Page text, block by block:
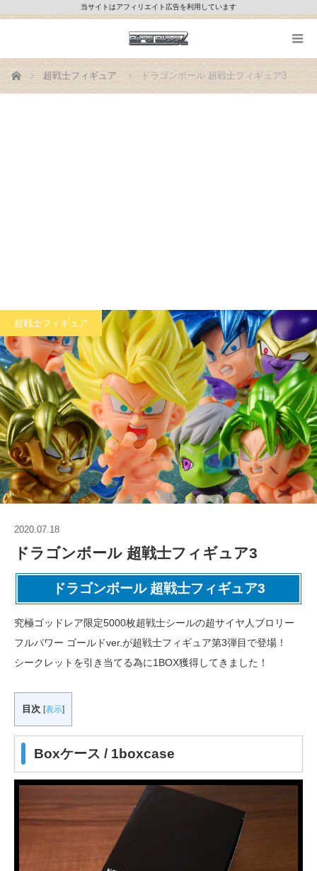
当サイトはアフィリエイト広告を利用しています
ホーム 超戦士フィギュア ドラゴンボール 超戦士フィギュア3
超戦士フィギュア
2020.07.18
ドラゴンボール 超戦士フィギュア3
ドラゴンボール 超戦士フィギュア3
究極ゴッドレア限定5000枚超戦士シールの超サイヤ人ブロリー
フルパワー ゴールドver.が超戦士フィギュア第3弾目で登場！
シークレットを引き当てる為に1BOX獲得してきました！
目次 [表示]
Boxケース / 1boxcase